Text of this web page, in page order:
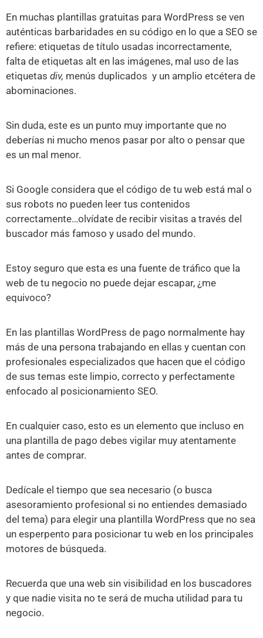
En muchas plantillas gratuitas para WordPress se ven
auténticas barbaridades en su código en lo que a SEO se
refiere: etiquetas de título usadas incorrectamente,
falta de etiquetas alt en las imágenes, mal uso de las
etiquetas div, menús duplicados y un amplio etcétera de
abominaciones.
Sin duda, este es un punto muy importante que no
deberías ni mucho menos pasar por alto o pensar que
es un mal menor.
Si Google considera que el código de tu web está mal o
sus robots no pueden leer tus contenidos
correctamente…olvídate de recibir visitas a través del
buscador más famoso y usado del mundo.
Estoy seguro que esta es una fuente de tráfico que la
web de tu negocio no puede dejar escapar, ¿me
equivoco?
En las plantillas WordPress de pago normalmente hay
más de una persona trabajando en ellas y cuentan con
profesionales especializados que hacen que el código
de sus temas este limpio, correcto y perfectamente
enfocado al posicionamiento SEO.
En cualquier caso, esto es un elemento que incluso en
una plantilla de pago debes vigilar muy atentamente
antes de comprar.
Dedícale el tiempo que sea necesario (o busca
asesoramiento profesional si no entiendes demasiado
del tema) para elegir una plantilla WordPress que no sea
un esperpento para posicionar tu web en los principales
motores de búsqueda.
Recuerda que una web sin visibilidad en los buscadores
y que nadie visita no te será de mucha utilidad para tu
negocio.